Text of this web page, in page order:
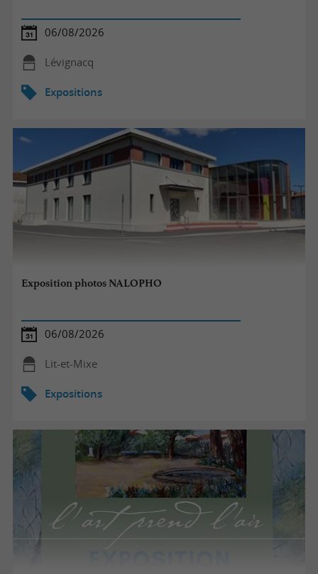
06/08/2026
Lévignacq
Expositions
Exposition photos NALOPHO
06/08/2026
Lit-et-Mixe
Expositions